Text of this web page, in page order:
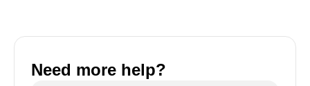
Need more help?